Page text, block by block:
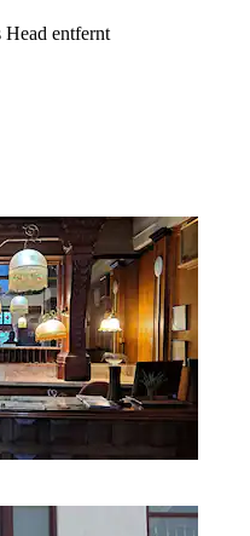
Head entfernt